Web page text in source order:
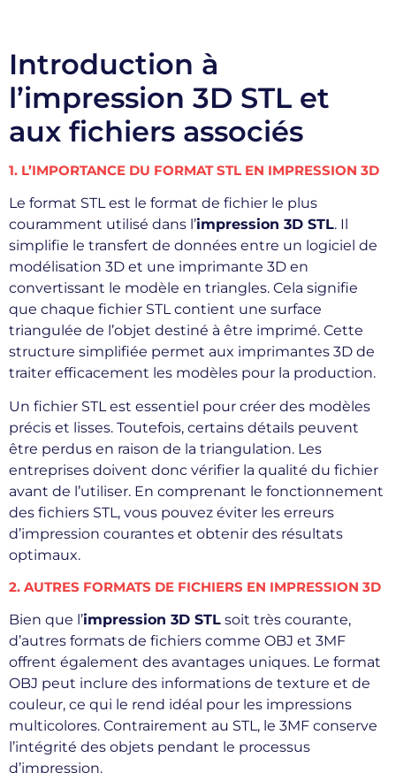
Introduction à
l’impression 3D STL et
aux fichiers associés
1. L’IMPORTANCE DU FORMAT STL EN IMPRESSION 3D
Le format STL est le format de fichier le plus
couramment utilisé dans l’impression 3D STL. Il
simplifie le transfert de données entre un logiciel de
modélisation 3D et une imprimante 3D en
convertissant le modèle en triangles. Cela signifie
que chaque fichier STL contient une surface
triangulée de l’objet destiné à être imprimé. Cette
structure simplifiée permet aux imprimantes 3D de
traiter efficacement les modèles pour la production.
Un fichier STL est essentiel pour créer des modèles
précis et lisses. Toutefois, certains détails peuvent
être perdus en raison de la triangulation. Les
entreprises doivent donc vérifier la qualité du fichier
avant de l’utiliser. En comprenant le fonctionnement
des fichiers STL, vous pouvez éviter les erreurs
d’impression courantes et obtenir des résultats
optimaux.
2. AUTRES FORMATS DE FICHIERS EN IMPRESSION 3D
Bien que l’impression 3D STL soit très courante,
d’autres formats de fichiers comme OBJ et 3MF
offrent également des avantages uniques. Le format
OBJ peut inclure des informations de texture et de
couleur, ce qui le rend idéal pour les impressions
multicolores. Contrairement au STL, le 3MF conserve
l’intégrité des objets pendant le processus
d’impression.